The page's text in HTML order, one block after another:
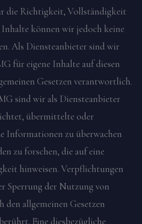
die Richtigkeit, Vollständigkeit
können wir jedoch keine
Als Diensteanbieter sind wir
für eigene Inhalte auf diesen
Gesetzen verantwortlich.
sind wir als Diensteanbieter
übermittelte oder
Informationen zu überwachen
zu forschen, die auf eine
hinweisen. Verpflichtungen
Sperrung der Nutzung von
allgemeinen Gesetzen
Eine diesbezügliche